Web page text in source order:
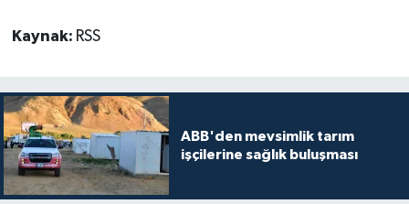
Kaynak: RSS
ABB'den mevsimlik tarım
işçilerine sağlık buluşması